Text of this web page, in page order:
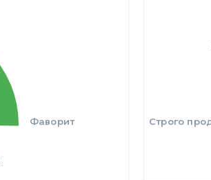
Фаворит Строго